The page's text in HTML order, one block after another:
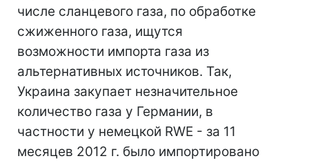
числе сланцевого газа, по обработке
сжиженного газа, ищутся
возможности импорта газа из
альтернативных источников. Так,
Украина закупает незначительное
количество газа у Германии, в
частности у немецкой RWE - за 11
месяцев 2012 г. было импортировано